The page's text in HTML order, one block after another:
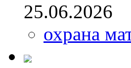
25.06.2026
охрана